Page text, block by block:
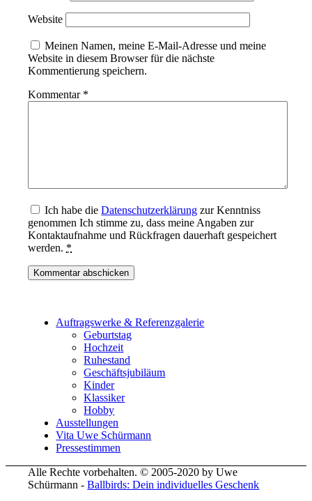
Website
Meinen Namen, meine E-Mail-Adresse und meine
Website in diesem Browser für die nächste
Kommentierung speichern.
Kommentar *
Ich habe dieDatenschutzerklärung zur Kenntniss
genommen Ich stimme zu, dass meine Angaben zur
Kontaktaufnahme und Rückfragen dauerhaft gespeichert
werden. *
Auftragswerke & Referenzgalerie
Geburtstag
Hochzeit
Ruhestand
Geschäftsjubiläum
Kinder
Klassiker
Hobby
Ausstellungen
Vita Uwe Schürmann
Pressestimmen
Alle Rechte vorbehalten. © 2005-2020 by Uwe
Schürmann -Ballbirds: Dein individuelles Geschenk